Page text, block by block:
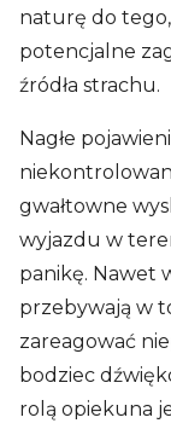
naturę do
potencjalne
źródła strachu.
Nagłe
gwałtowne
wyjazdu w
panikę. Nawet
przebywają w
zareagować
bodziec
rolą opiekuna